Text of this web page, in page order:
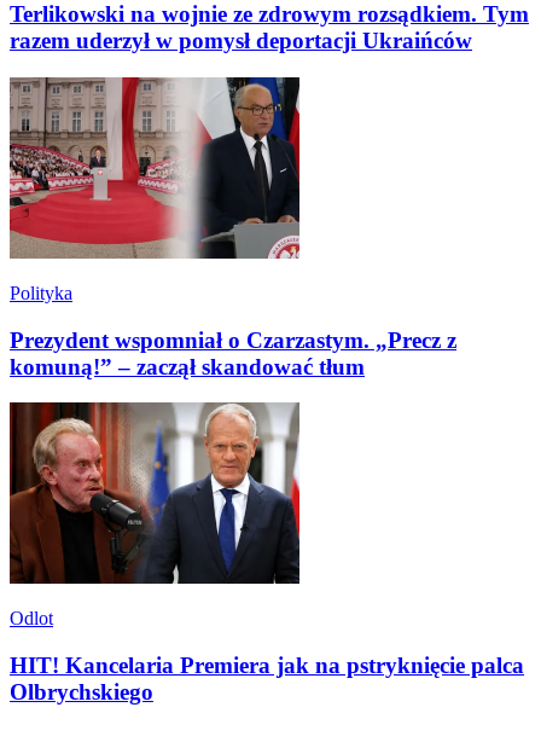
Terlikowski na wojnie ze zdrowym rozsądkiem. Tym
razem uderzył w pomysł deportacji Ukraińców
Polityka
Prezydent wspomniał o Czarzastym. „Precz z
komuną!” – zaczął skandować tłum
Odlot
HIT! Kancelaria Premiera jak na pstryknięcie palca
Olbrychskiego